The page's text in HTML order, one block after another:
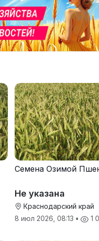
Семена Озимой
Не указана
Краснодарский край
8 июл 2026, 08:13 • 1